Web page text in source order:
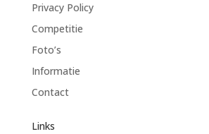
Privacy Policy
Competitie
Foto’s
Informatie
Contact
Links